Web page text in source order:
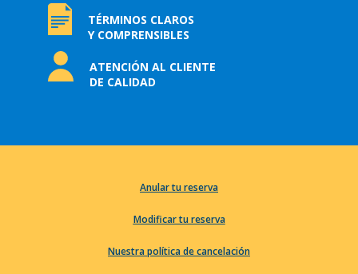
TÉRMINOS CLAROS
Y COMPRENSIBLES
ATENCIÓN AL CLIENTE
DE CALIDAD
Anular tu reserva
Modificar tu reserva
Nuestra política de cancelación